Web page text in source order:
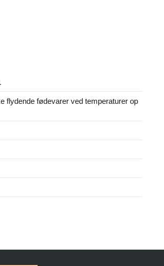
flydende fødevarer ved temperaturer op